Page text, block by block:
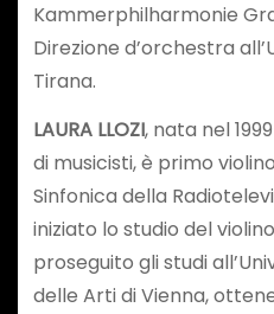
Kammerphilharmonie
Direzione d’orchestra
Tirana.
LAURA LLOZI, nata nel
di musicisti, è primo
Sinfonica della
iniziato lo studio del
proseguito gli studi
delle Arti di Vienna,